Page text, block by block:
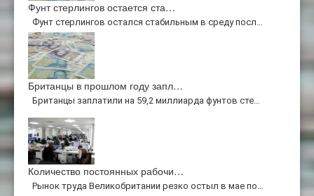
Фунт стерлингов остается ста…
Фунт стерлингов остался стабильным в среду посл…
Британцы в прошлом году запл…
Британцы заплатили на 59,2 миллиарда фунтов сте…
Количество постоянных рабочи…
Рынок труда Великобритании резко остыл в мае по…